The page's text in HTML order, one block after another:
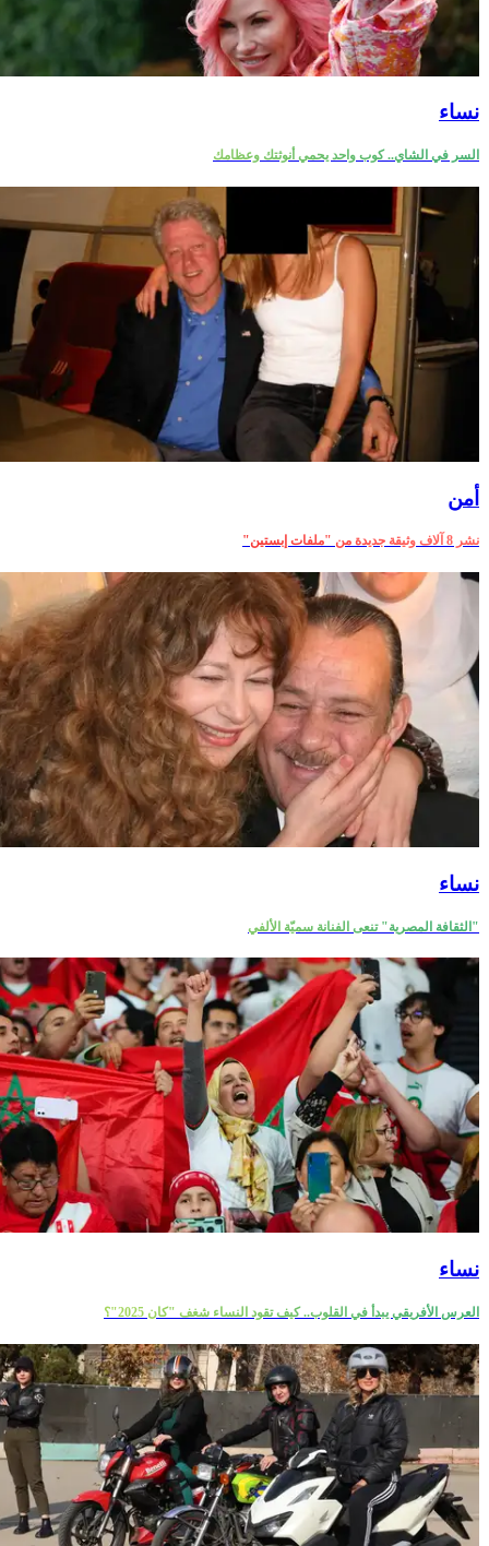
نساء
السر في الشاي.. كوب واحد يحمي أنوثتك وعظامك
أمن‎
نشر 8 آلاف وثيقة جديدة من "ملفات إبستين"
نساء
"الثقافة المصرية" تنعى الفنانة سميّة الألفي
نساء
العرس الأفريقي يبدأ في القلوب.. كيف تقود النساء شغف "كان 2025"؟